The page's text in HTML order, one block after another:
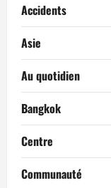
d
’
a
r
t
i
Accidents
Asie
Au quotidien
Bangkok
Centre
Communauté